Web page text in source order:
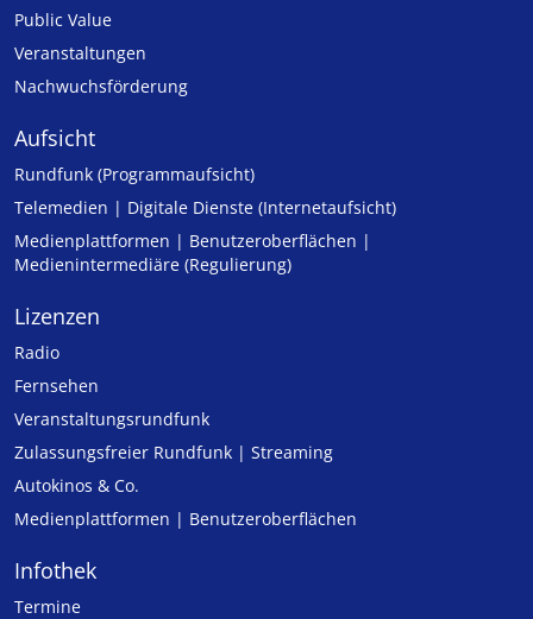
Public Value
Veranstaltungen
Nachwuchsförderung
Aufsicht
Rundfunk (Programmaufsicht)
Telemedien | Digitale Dienste (Internetaufsicht)
Medienplattformen | Benutzeroberflächen |
Medienintermediäre (Regulierung)
Lizenzen
Radio
Fernsehen
Veranstaltungsrundfunk
Zulassungs­freier Rund­funk | Streaming
Autokinos & Co.
Medienplattformen | Benutzeroberflächen
Infothek
Termine